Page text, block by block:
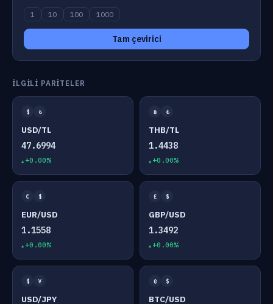
1 10 100 1000
Tam çevirici
İLGILI PARITELER
$ ₺
USD/TL
47.6994
+0.00%
฿ ₺
THB/TL
1.4438
+0.00%
€ $
EUR/USD
1.1558
+0.00%
£ $
GBP/USD
1.3492
+0.00%
$ ¥
USD/JPY
₿ $
BTC/USD